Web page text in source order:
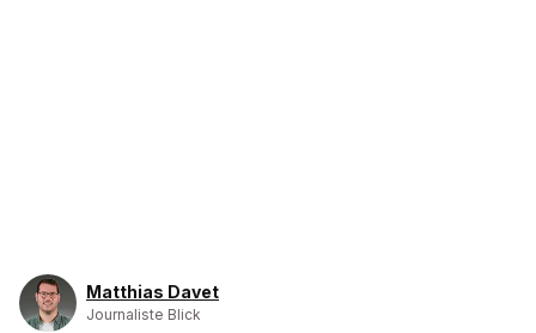
Matthias Davet
Journaliste Blick